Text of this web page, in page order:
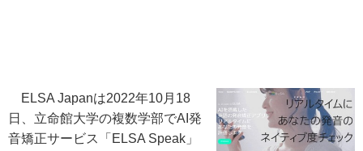
ELSA Japanは2022年10月18
日、立命館大学の複数学部でAI発
音矯正サービス「ELSA Speak」